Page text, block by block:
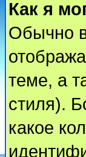
Как я
Обычно
теме, а
стиля).
какое